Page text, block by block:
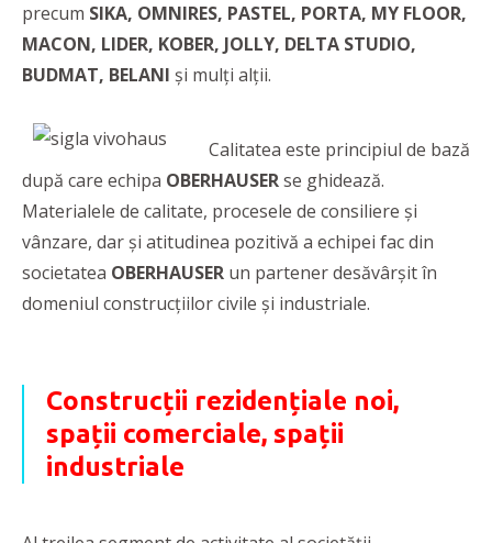
precum SIKA, OMNIRES, PASTEL, PORTA, MY FLOOR,
MACON, LIDER, KOBER, JOLLY, DELTA STUDIO,
BUDMAT, BELANI și mulți alții.
Calitatea este principiul de bază
după care echipa OBERHAUSERse ghidează.
Materialele de calitate, procesele de consiliere și
vânzare, dar și atitudinea pozitivă a echipei fac din
societatea OBERHAUSER un partener desăvârșit în
domeniul construcțiilor civile și industriale.
Construcții rezidențiale noi,
spații comerciale, spații
industriale